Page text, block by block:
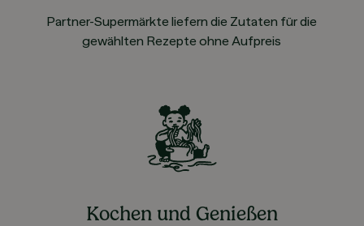
Partner-Supermärkte liefern die Zutaten für die
gewählten Rezepte ohne Aufpreis
Kochen und Genießen